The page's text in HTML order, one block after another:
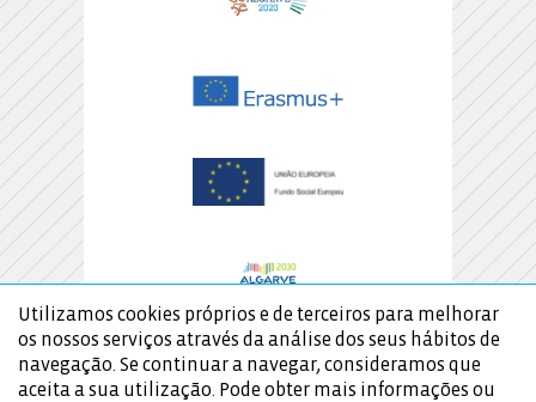
Utilizamos cookies próprios e de terceiros para melhorar
os nossos serviços através da análise dos seus hábitos de
navegação. Se continuar a navegar, consideramos que
aceita a sua utilização. Pode obter mais informações ou